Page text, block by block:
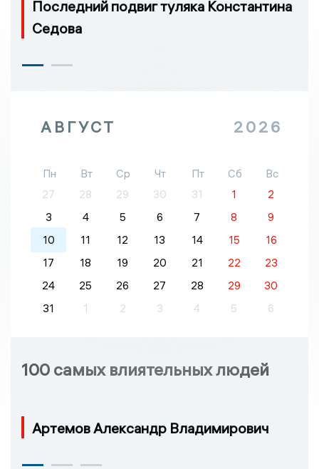
Последний подвиг туляка Константина
Седова
АВГУСТ 2026
Пн Вт Ср Чт Пт Сб
Вс
27
28 29 30 31 1
2
3
4 5 6 7 8
9
10
11 12 13 14 15
16
17
18 19 20 21 22
23
24
25 26 27 28 29
30
31
1 2 3 4 5 6
100 самых влиятельных людей
Артемов Александр Владимирович